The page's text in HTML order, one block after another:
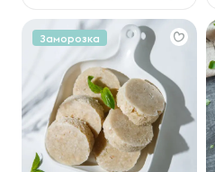
Заморозка